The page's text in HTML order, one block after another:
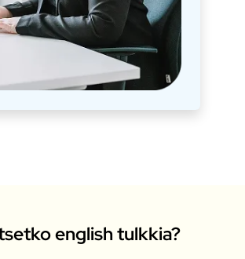
english tulkkia?